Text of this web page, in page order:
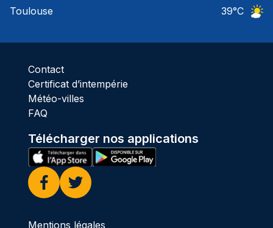
Toulouse
39°C
Contact
Certificat d’intempérie
Météo-villes
FAQ
Télécharger nos applications
Facebook
Twitter
Mentions légales